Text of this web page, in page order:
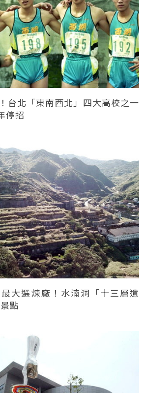
台北「東南西北」四大高校之一
停招
大選煉廠！水湳洞「十三層遺
點